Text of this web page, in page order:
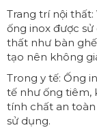
Trang trí nội
ống inox được
thất như bàn
tạo nên không
Trong y tế: Ống
tế như ống tiêm,
tính chất an
sử dụng.